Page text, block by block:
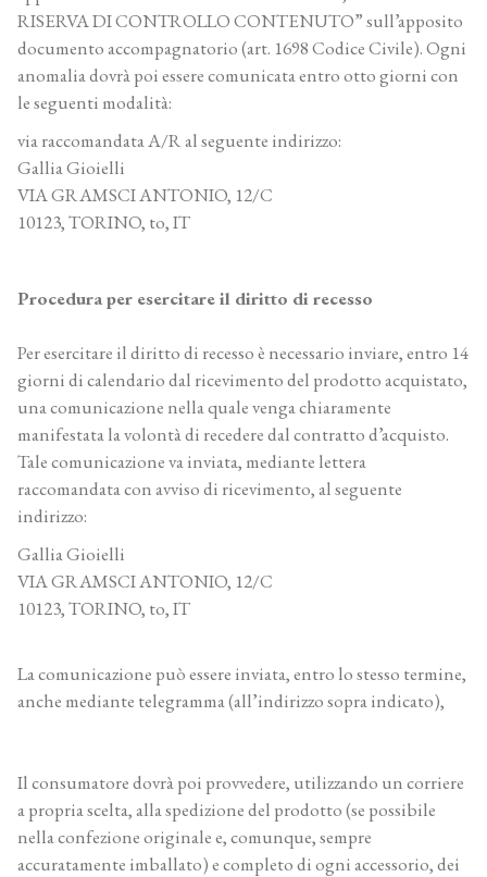
RISERVA DI CONTROLLO CONTENUTO” sull’apposito
documento accompagnatorio (art. 1698 Codice Civile). Ogni
anomalia dovrà poi essere comunicata entro otto giorni con
le seguenti modalità:
via raccomandata A/R al seguente indirizzo:
Gallia Gioielli
VIA GRAMSCI ANTONIO, 12/C
10123, TORINO, to, IT
Procedura per esercitare il diritto di recesso
Per esercitare il diritto di recesso è necessario inviare, entro 14
giorni di calendario dal ricevimento del prodotto acquistato,
una comunicazione nella quale venga chiaramente
manifestata la volontà di recedere dal contratto d’acquisto.
Tale comunicazione va inviata, mediante lettera
raccomandata con avviso di ricevimento, al seguente
indirizzo:
Gallia Gioielli
VIA GRAMSCI ANTONIO, 12/C
10123, TORINO, to, IT
La comunicazione può essere inviata, entro lo stesso termine,
anche mediante telegramma (all’indirizzo sopra indicato),
Il consumatore dovrà poi provvedere, utilizzando un corriere
a propria scelta, alla spedizione del prodotto (se possibile
nella confezione originale e, comunque, sempre
accuratamente imballato) e completo di ogni accessorio, dei